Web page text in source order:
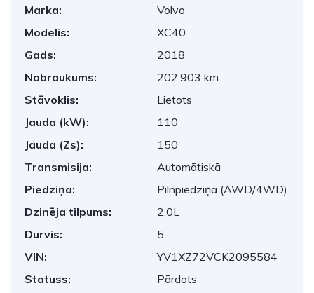
Marka:
Volvo
Modelis:
XC40
Gads:
2018
Nobraukums:
202,903 km
Stāvoklis:
Lietots
Jauda (kW):
110
Jauda (Zs):
150
Transmisija:
Automātiskā
Piedziņa:
Pilnpiedziņa (AWD/4WD)
Dzinēja tilpums:
2.0L
Durvis:
5
VIN:
YV1XZ72VCK2095584
Statuss:
Pārdots